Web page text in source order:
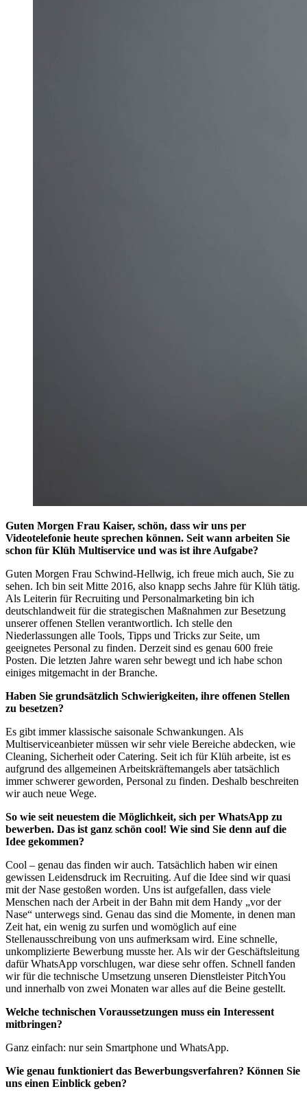
Guten Morgen Frau Kaiser, schön, dass wir uns per
Videotelefonie heute sprechen können. Seit wann arbeiten Sie
schon für Klüh Multiservice und was ist ihre Aufgabe?
Guten Morgen Frau Schwind-Hellwig, ich freue mich auch, Sie zu
sehen. Ich bin seit Mitte 2016, also knapp sechs Jahre für Klüh tätig.
Als Leiterin für Recruiting und Personalmarketing bin ich
deutschlandweit für die strategischen Maßnahmen zur Besetzung
unserer offenen Stellen verantwortlich. Ich stelle den
Niederlassungen alle Tools, Tipps und Tricks zur Seite, um
geeignetes Personal zu finden. Derzeit sind es genau 600 freie
Posten. Die letzten Jahre waren sehr bewegt und ich habe schon
einiges mitgemacht in der Branche.
Haben Sie grundsätzlich Schwierigkeiten, ihre offenen Stellen
zu besetzen?
Es gibt immer klassische saisonale Schwankungen. Als
Multiserviceanbieter müssen wir sehr viele Bereiche abdecken, wie
Cleaning, Sicherheit oder Catering. Seit ich für Klüh arbeite, ist es
aufgrund des allgemeinen Arbeitskräftemangels aber tatsächlich
immer schwerer geworden, Personal zu finden. Deshalb beschreiten
wir auch neue Wege.
So wie seit neuestem die Möglichkeit, sich per WhatsApp zu
bewerben. Das ist ganz schön cool! Wie sind Sie denn auf die
Idee gekommen?
Cool – genau das finden wir auch. Tatsächlich haben wir einen
gewissen Leidensdruck im Recruiting. Auf die Idee sind wir quasi
mit der Nase gestoßen worden. Uns ist aufgefallen, dass viele
Menschen nach der Arbeit in der Bahn mit dem Handy „vor der
Nase“ unterwegs sind. Genau das sind die Momente, in denen man
Zeit hat, ein wenig zu surfen und womöglich auf eine
Stellenausschreibung von uns aufmerksam wird. Eine schnelle,
unkomplizierte Bewerbung musste her. Als wir der Geschäftsleitung
dafür WhatsApp vorschlugen, war diese sehr offen. Schnell fanden
wir für die technische Umsetzung unseren Dienstleister PitchYou
und innerhalb von zwei Monaten war alles auf die Beine gestellt.
Welche technischen Voraussetzungen muss ein Interessent
mitbringen?
Ganz einfach: nur sein Smartphone und WhatsApp.
Wie genau funktioniert das Bewerbungsverfahren? Können Sie
uns einen Einblick geben?